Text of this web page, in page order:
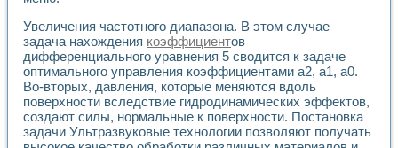
Усовершенствованные алгоритмы частотного анализа
Об опыте работы учебного центра «Технологии
Технологии NI в магистерской программе «Прикладная
Система диагностики двигателей постоянного тока
Автоматизированный стенд формирования
Лабораторный практикум по курсу ИИС на базе
Партнеры
Увеличения частотного диапазона. В этом случае
задача нахождения коэффициентов
дифференциального уравнения 5 сводится к задаче
оптимального управления коэффициентами a2, a1, a0.
Во-вторых, давления, которые меняются вдоль
поверхности вследствие гидродинамических эффектов,
создают силы, нормальные к поверхности. Постановка
задачи Ультразвуковые технологии позволяют получать